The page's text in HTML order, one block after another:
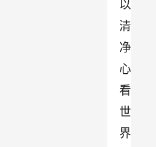
以
清
净
心
看
世
界